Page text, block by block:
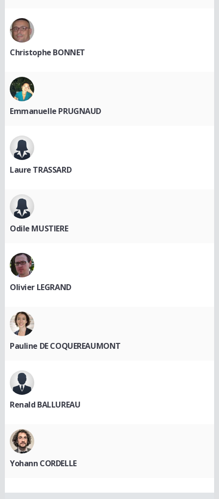
Christophe BONNET
Emmanuelle PRUGNAUD
Laure TRASSARD
Odile MUSTIERE
Olivier LEGRAND
Pauline DE COQUEREAUMONT
Renald BALLUREAU
Yohann CORDELLE